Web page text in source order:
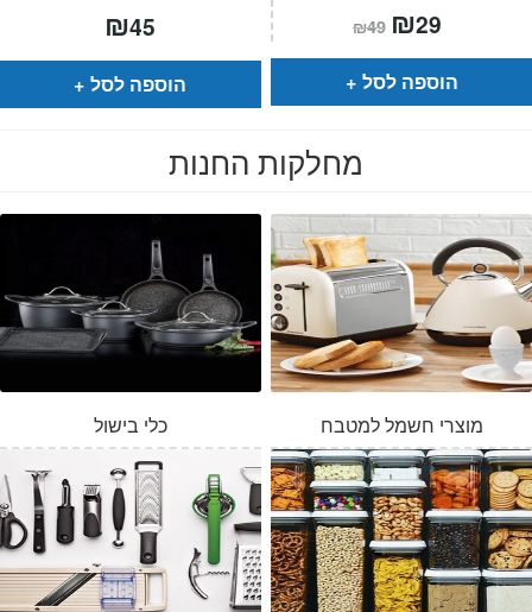
₪45
הוספה לסל
₪49 המחיר
המקורי
היה:
₪49.
₪29
הוא:
הוספה לסל
מחלקות החנות
כלי בישול מוצרי חשמל למטבח